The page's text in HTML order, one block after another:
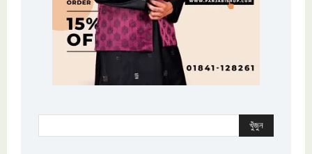
খুঁজুন